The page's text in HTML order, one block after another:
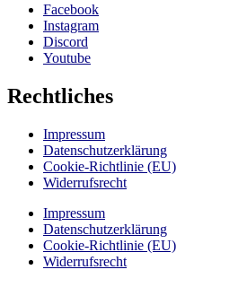
Facebook
Instagram
Discord
Youtube
Rechtliches
Impressum
Datenschutzerklärung
Cookie-Richtlinie (EU)
Widerrufsrecht
Impressum
Datenschutzerklärung
Cookie-Richtlinie (EU)
Widerrufsrecht